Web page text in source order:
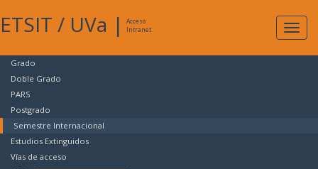
ETSIT / UVa |
Acceso
Intranet
Grado
Doble Grado
PARS
Postgrado
Semestre Internacional
Estudios Extinguidos
Vías de acceso